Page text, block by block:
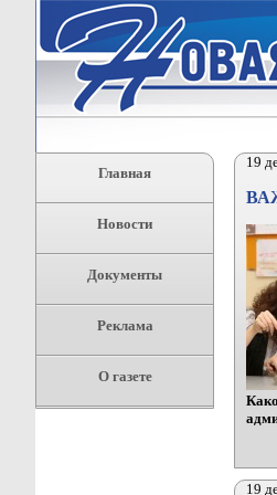
Главная
Новости
Документы
Реклама
О газете
19
19